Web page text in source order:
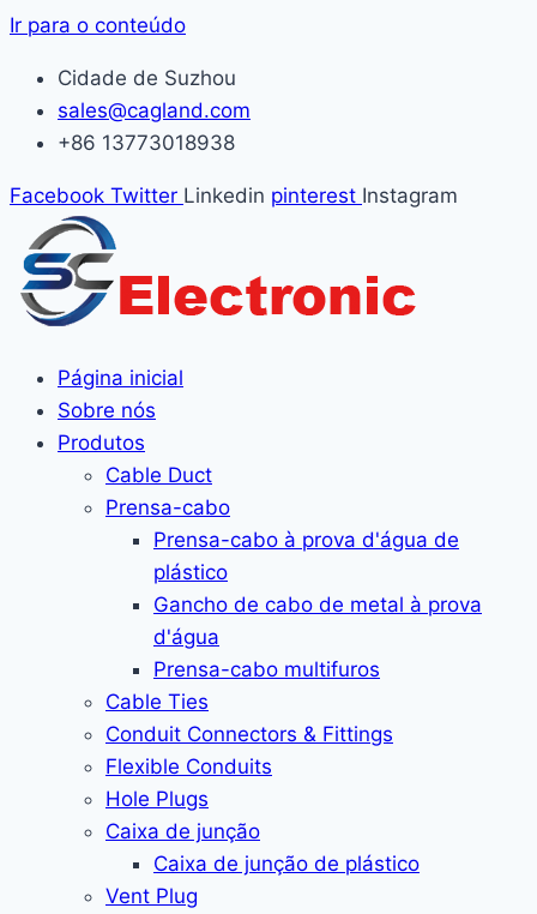
Ir para o conteúdo
Cidade de Suzhou
sales@cagland.com
+86 13773018938
Facebook Twitter Linkedin pinterest Instagram
Página inicial
Sobre nós
Produtos
Cable Duct
Prensa-cabo
Prensa-cabo à prova d'água de
plástico
Gancho de cabo de metal à prova
d'água
Prensa-cabo multifuros
Cable Ties
Conduit Connectors & Fittings
Flexible Conduits
Hole Plugs
Caixa de junção
Caixa de junção de plástico
Vent Plug